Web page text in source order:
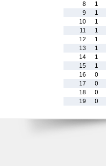
8
1
9
1
10
1
11
1
12
1
13
1
14
1
15
1
16
0
17
0
18
0
19
0